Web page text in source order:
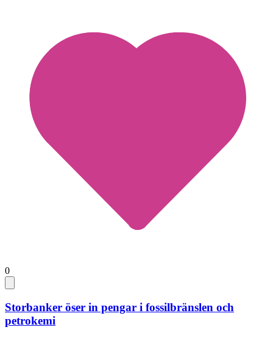
0
Storbanker öser in pengar i fossilbränslen och
petrokemi